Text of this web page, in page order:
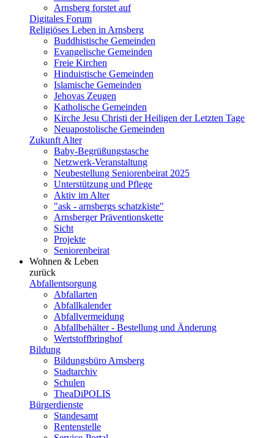
Arnsberg forstet auf
Digitales Forum
Religiöses Leben in Arnsberg
Buddhistische Gemeinden
Evangelische Gemeinden
Freie Kirchen
Hinduistische Gemeinden
Islamische Gemeinden
Jehovas Zeugen
Katholische Gemeinden
Kirche Jesu Christi der Heiligen der Letzten Tage
Neuapostolische Gemeinden
Zukunft Alter
Baby-Begrüßungstasche
Netzwerk-Veranstaltung
Neubestellung Seniorenbeirat 2025
Unterstützung und Pflege
Aktiv im Alter
"ask - arnsbergs schatzkiste"
Arnsberger Präventionskette
Sicht
Projekte
Seniorenbeirat
Wohnen & Leben
zurück
Abfallentsorgung
Abfallarten
Abfallkalender
Abfallvermeidung
Abfallbehälter - Bestellung und Änderung
Wertstoffbringhof
Bildung
Bildungsbüro Arnsberg
Stadtarchiv
Schulen
TheaDiPOLIS
Bürgerdienste
Standesamt
Rentenstelle